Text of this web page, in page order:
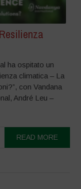
ha ospitato un
climatica – La
con Vandana
André Leu –
READ MORE